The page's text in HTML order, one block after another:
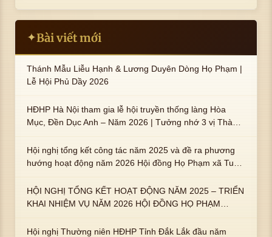
✦Bài viết mới
Thánh Mẫu Liễu Hạnh & Lương Duyên Dòng Họ Phạm |
Lễ Hội Phủ Dầy 2026
HĐHP Hà Nội tham gia lễ hội truyền thống làng Hòa
Mục, Đền Dục Anh – Năm 2026 | Tưởng nhớ 3 vị Thành
trai : ngài Phạm Huy, Phạm Miện
Hội nghị tổng kết công tác năm 2025 và đề ra phương
hướng hoạt động năm 2026 Hội đồng Họ Phạm xã Tuy
HỘI NGHỊ TỔNG KẾT HOẠT ĐỘNG NĂM 2025 – TRIỂN
KHAI NHIỆM VỤ NĂM 2026 HỘI ĐỒNG HỌ PHẠM
Hội nghị Thường niên HĐHP Tỉnh Đắk Lắk đầu năm